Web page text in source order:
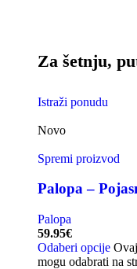
Za šetnju,
Istraži ponudu
Novo
Spremi proizvod
Palopa –
Palopa
59.95€
Odaberi opcije
mogu odabrati na